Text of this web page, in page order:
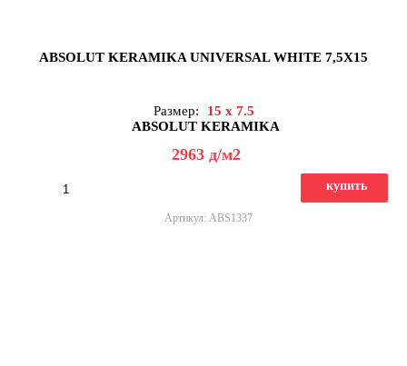
ABSOLUT KERAMIKA UNIVERSAL WHITE 7,5X15
Размер:
15 x 7.5
ABSOLUT KERAMIKA
2963 д/м2
купить
Артикул: ABS1337